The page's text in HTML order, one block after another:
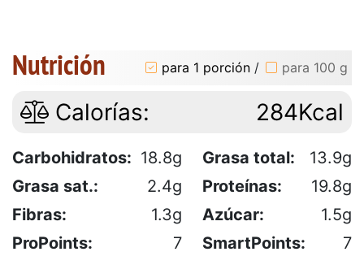
Nutrición para 1 porción / para 100 g
Calorías: 284Kcal
Carbohidratos: 18.8g Grasa total:
13.9g
Grasa sat.:
2.4g Proteínas:
19.8g
Fibras:
1.3g Azúcar:
1.5g
ProPoints:
7 SmartPoints: 7